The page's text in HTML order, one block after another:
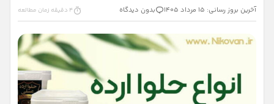
آخرین بروز رسانی: 15 مرداد 1405 بدون دیدگاه 4 دقیقه زمان مطالعه